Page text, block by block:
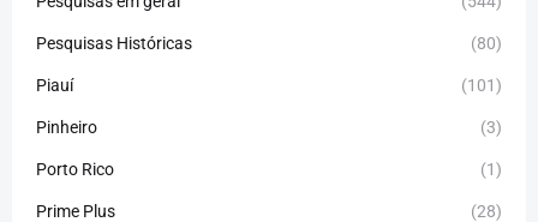
Pesquisas Históricas (80)
Piauí (101)
Pinheiro (3)
Porto Rico (1)
Prime Plus (28)